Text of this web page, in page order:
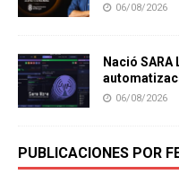
06/08/2026
Nació
06/08/2026
PUBLICACIONES POR